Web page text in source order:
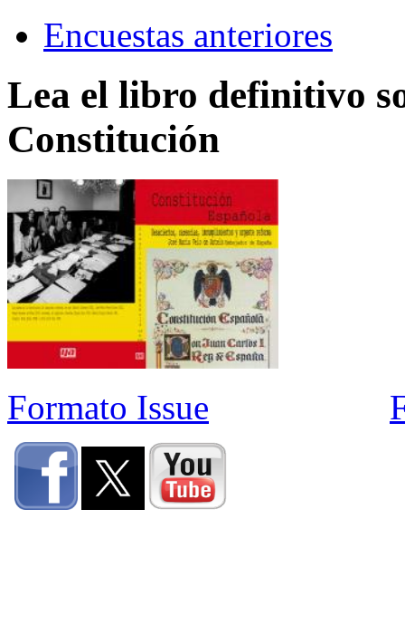
Encuestas anteriores
Lea el libro definitivo
Constitución
Formato Issue